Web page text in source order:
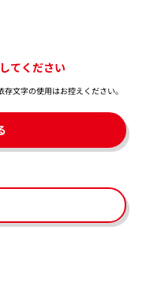
てください
文字の使用はお控えください。​